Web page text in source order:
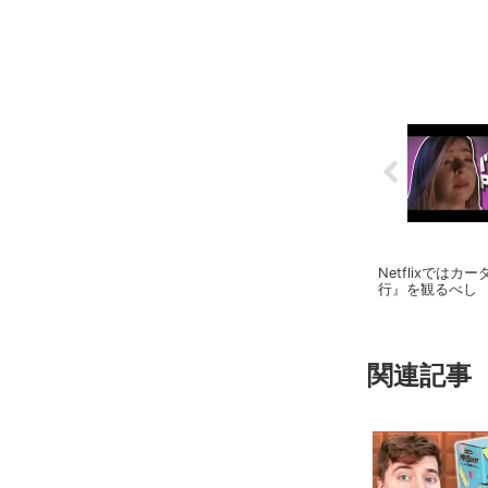
Netflixではカー
行』を観るべし
関連記事